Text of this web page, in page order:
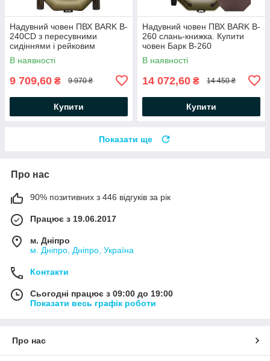
Надувний човен ПВХ BARK B-
240СD з пересувними
сидіннями і рейковим
настилом. Купити човен Барк
В-240
В наявності
9 709,60 ₴ 9 970 ₴
Купити
Надувний човен ПВХ BARK B-
260 слань-книжка. Купити
човен Барк В-260
В наявності
14 072,60 ₴ 14 450 ₴
Купити
Показати ще
Про нас
90% позитивних з 446 відгуків за рік
Працює з 19.06.2017
м. Дніпро
м. Дніпро, Дніпро, Україна
Контакти
Сьогодні працює з 09:00 до 19:00
Показати весь графік роботи
Про нас